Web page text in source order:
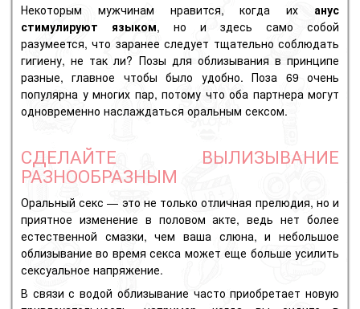
Некоторым мужчинам нравится, когда их
анус
стимулируют языком, но и здесь само собой
разумеется, что заранее следует тщательно соблюдать
гигиену, не так ли? Позы для облизывания в принципе
разные, главное чтобы было удобно. Поза 69 очень
популярна у многих пар, потому что оба партнера могут
одновременно наслаждаться оральным сексом.
СДЕЛАЙТЕ ВЫЛИЗЫВАНИЕ
РАЗНООБРАЗНЫМ
Оральный секс — это не только отличная прелюдия, но и
приятное изменение в половом акте, ведь нет более
естественной смазки, чем ваша слюна, и небольшое
облизывание во время секса может еще больше усилить
сексуальное напряжение.
В связи с водой облизывание часто приобретает новую